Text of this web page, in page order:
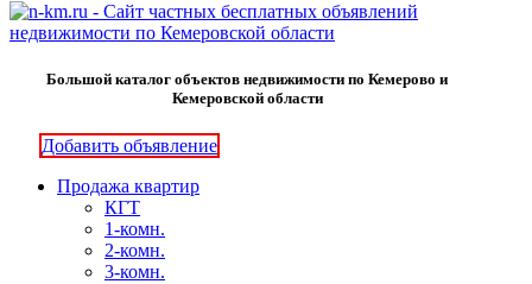
Большой каталог объектов недвижимости по Кемерово и
Кемеровской области
Добавить объявление
Продажа квартир
КГТ
1-комн.
2-комн.
3-комн.